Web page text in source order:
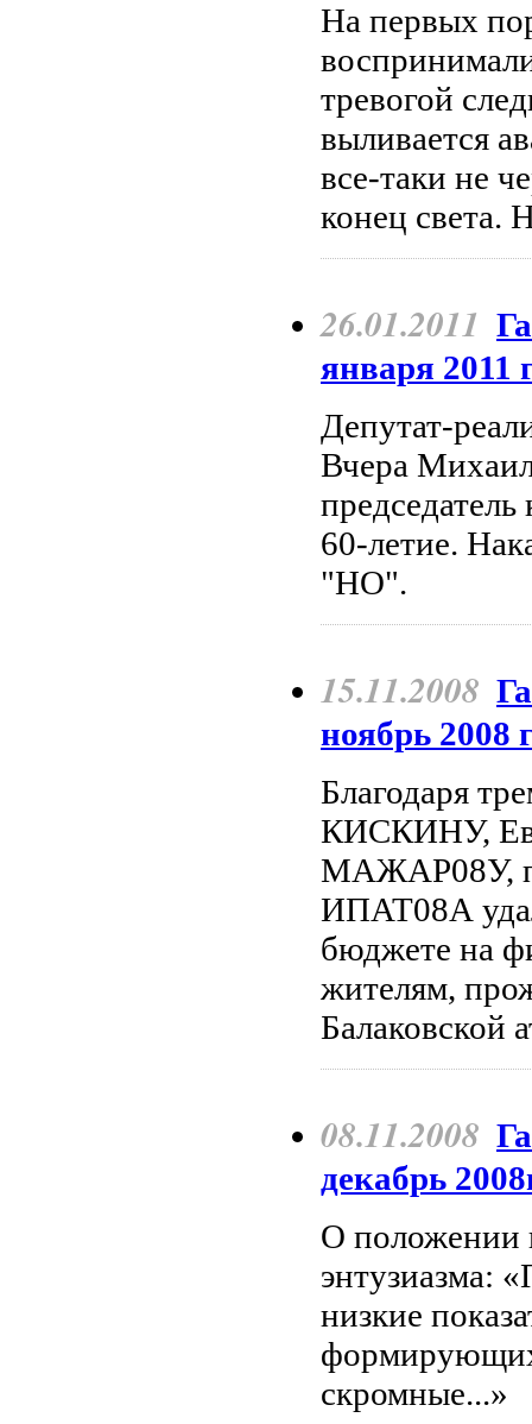
На первых
тревогой
выливается
все-таки не
конец света.
26.01.2011
января 2011
Депутат-
Вчера
председатель
60-летие.
"НО".
15.11.2008
ноябрь 2008
Благодаря
КИСКИНУ,
МАЖАР08У,
ИПАТ08А
бюджете на
жителям,
Балаковской
08.11.2008
декабрь
О положении
энтузиазма:
низкие
формирующих
скромные...»